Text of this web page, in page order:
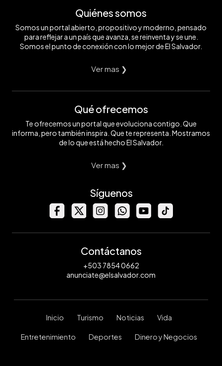
Quiénes somos
Somos un portal abierto, propositivo y moderno, pensado
para reflejar a un país que avanza, se reinventa y se une.
Somos el punto de conexión con lo mejor de El Salvador.
Ver mas ❯
Qué ofrecemos
Te ofrecemos un portal que evoluciona contigo. Que
informa, pero también inspira. Que te representa. Mostramos
de lo que está hecho El Salvador.
Ver mas ❯
Síguenos
Contáctanos
+503 7854 0662
anunciate@elsalvador.com
Inicio Turismo Noticias Vida
Entretenimiento Deportes Dinero y Negocios